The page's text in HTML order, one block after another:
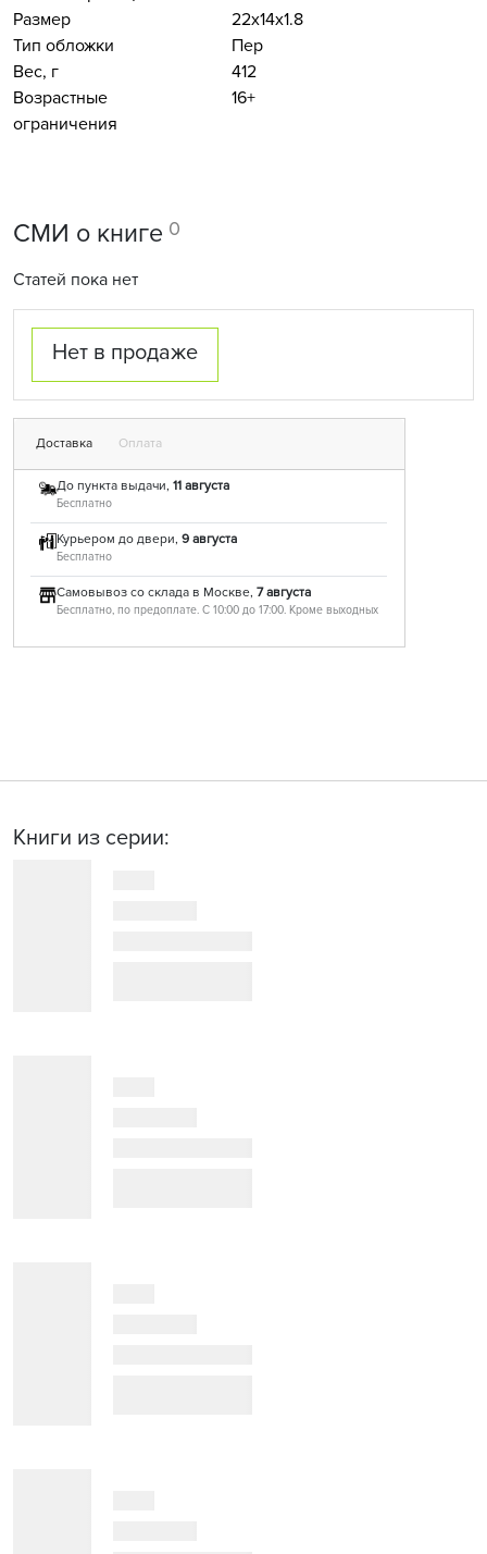
Размер
22x14x1.8
Тип обложки
Пер
Вес, г
412
Возрастные
ограничения
16+
СМИ о книге 0
Статей пока нет
Нет в продаже
Доставка Оплата
До пункта выдачи, 11 августа
Бесплатно
Курьером до двери, 9 августа
Бесплатно
Самовывоз со склада в Москве, 7 августа
Бесплатно, по предоплате. С 10:00 до 17:00. Кроме выходных
Книги из серии: